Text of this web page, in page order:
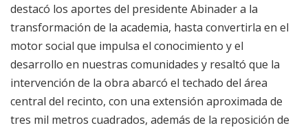
destacó los aportes del presidente Abinader a la
transformación de la academia, hasta convertirla en el
motor social que impulsa el conocimiento y el
desarrollo en nuestras comunidades y resaltó que la
intervención de la obra abarcó el techado del área
central del recinto, con una extensión aproximada de
tres mil metros cuadrados, además de la reposición de